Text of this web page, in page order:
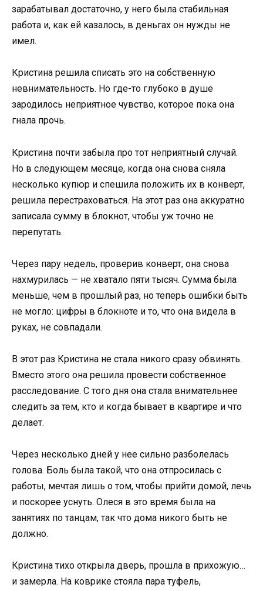
зарабатывал достаточно, у него была стабильная
работа и, как ей казалось, в деньгах он нужды не
имел.
Кристина решила списать это на собственную
невнимательность. Но где-то глубоко в душе
зародилось неприятное чувство, которое пока она
гнала прочь.
Кристина почти забыла про тот неприятный случай.
Но в следующем месяце, когда она снова сняла
несколько купюр и спешила положить их в конверт,
решила перестраховаться. На этот раз она аккуратно
записала сумму в блокнот, чтобы уж точно не
перепутать.
Через пару недель, проверив конверт, она снова
нахмурилась — не хватало пяти тысяч. Сумма была
меньше, чем в прошлый раз, но теперь ошибки быть
не могло: цифры в блокноте и то, что она видела в
руках, не совпадали.
В этот раз Кристина не стала никого сразу обвинять.
Вместо этого она решила провести собственное
расследование. С того дня она стала внимательнее
следить за тем, кто и когда бывает в квартире и что
делает.
Через несколько дней у нее сильно разболелась
голова. Боль была такой, что она отпросилась с
работы, мечтая лишь о том, чтобы прийти домой, лечь
и поскорее уснуть. Олеся в это время была на
занятиях по танцам, так что дома никого быть не
должно.
Кристина тихо открыла дверь, прошла в прихожую…
и замерла. На коврике стояла пара туфель,